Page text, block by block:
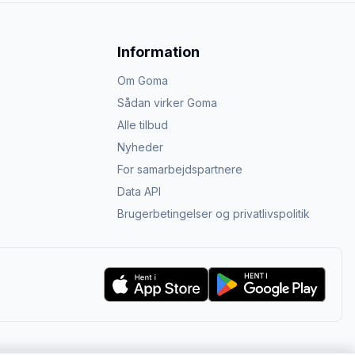
Information
Om Goma
Sådan virker Goma
Alle tilbud
Nyheder
For samarbejdspartnere
Data API
Brugerbetingelser og privatlivspolitik